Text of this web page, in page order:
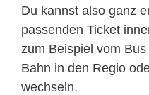
Du kannst also ganz
passenden Ticket
zum Beispiel vom
Bahn in den Regio
wechseln.